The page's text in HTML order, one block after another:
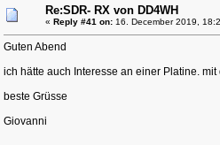
Re:SDR- RX von DD4WH
« Reply #41 on:16. December 2019,
Guten Abend
ich hätte auch Interesse an einer Platine.
beste Grüsse
Giovanni